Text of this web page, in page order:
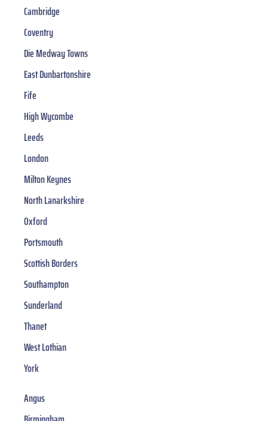
Cambridge
Coventry
Die Medway Towns
East Dunbartonshire
Fife
High Wycombe
Leeds
London
Milton Keynes
North Lanarkshire
Oxford
Portsmouth
Scottish Borders
Southampton
Sunderland
Thanet
West Lothian
York
Angus